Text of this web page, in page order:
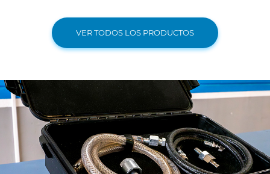
VER TODOS LOS PRODUCTOS